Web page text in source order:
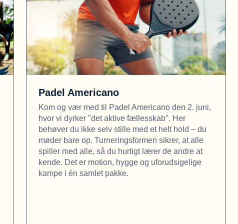
Padel Americano
Kom og vær med til Padel Americano den 2. juni,
hvor vi dyrker "det aktive fællesskab". Her
behøver du ikke selv stille med et helt hold – du
møder bare op. Turneringsformen sikrer, at alle
spiller med alle, så du hurtigt lærer de andre at
kende. Det er motion, hygge og uforudsigelige
kampe i én samlet pakke.